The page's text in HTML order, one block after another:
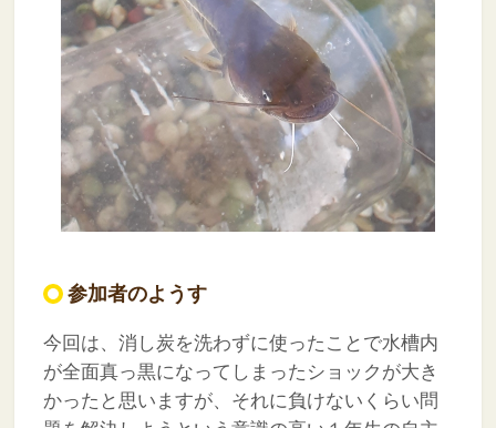
参加者のようす
今回は、消し炭を洗わずに使ったことで水槽内
が全面真っ黒になってしまったショックが大き
かったと思いますが、それに負けないくらい問